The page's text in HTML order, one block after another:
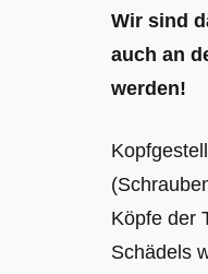
Wir sind
auch an
werden!
Köpfe der
Schädels